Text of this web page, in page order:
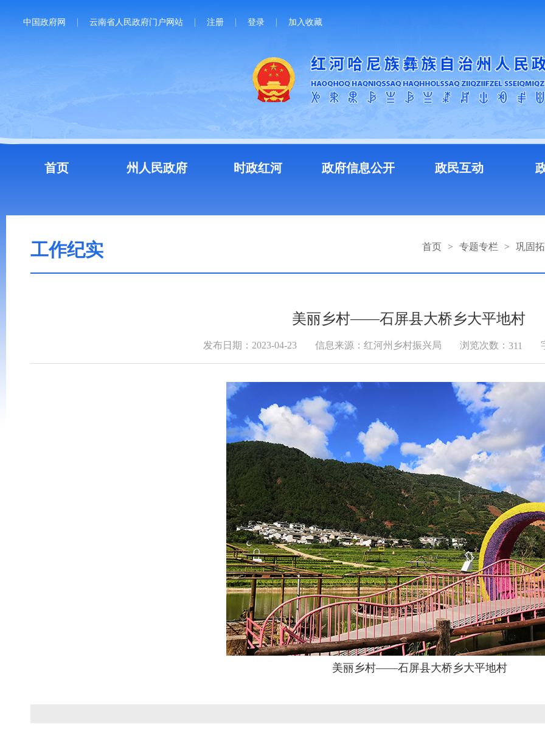
中国政府网 云南省人民政府门户网站 注册 登录 加入收藏
首页 州人民政府 时政红河 政府信息公开 政民互动
工作纪实 首页 > 专题专栏 > 巩固
美丽乡村——石屏县大桥乡大平地村
发布日期：2023-04-23 信息来源：红河州乡村振兴局 浏览次数： 311
美丽乡村——石屏县大桥乡大平地村